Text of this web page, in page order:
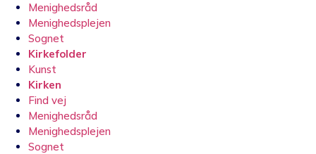
Menighedsråd
Menighedsplejen
Sognet
Kirkefolder
Kunst
Kirken
Find vej
Menighedsråd
Menighedsplejen
Sognet